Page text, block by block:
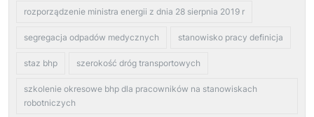
rozporządzenie ministra energii z dnia 28 sierpnia 2019 r
segregacja odpadów medycznych stanowisko pracy definicja
staz bhp szerokość dróg transportowych
szkolenie okresowe bhp dla pracowników na stanowiskach
robotniczych